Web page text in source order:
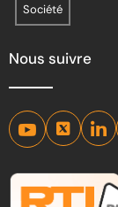
Société
Nous suivre